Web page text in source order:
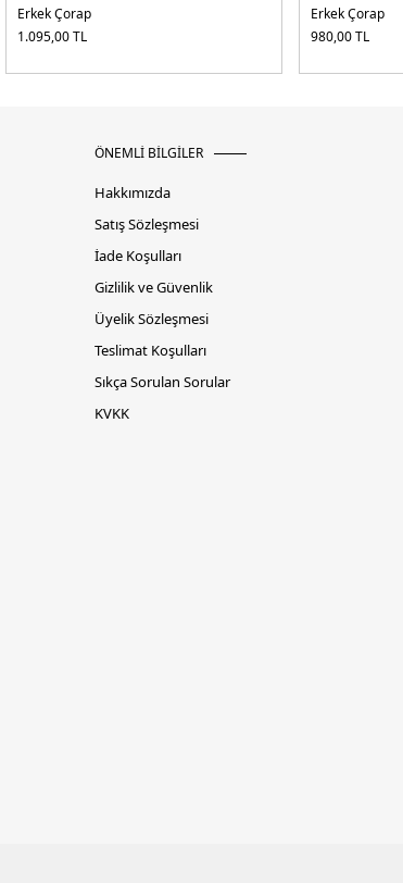
Erkek Çorap
1.095,00TL
Erkek Çorap
980,00TL
ÖNEMLİ BİLGİLER
Hakkımızda
Satış Sözleşmesi
İade Koşulları
Gizlilik ve Güvenlik
Üyelik Sözleşmesi
Teslimat Koşulları
Sıkça Sorulan Sorular
KVKK